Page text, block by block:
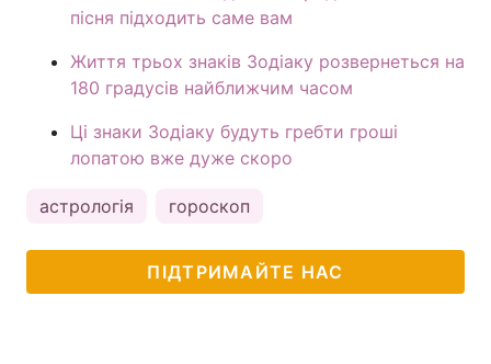
пісня підходить саме вам
Життя трьох знаків Зодіаку розвернеться на
180 градусів найближчим часом
Ці знаки Зодіаку будуть гребти гроші
лопатою вже дуже скоро
астрологія гороскоп
ПІДТРИМАЙТЕ НАС